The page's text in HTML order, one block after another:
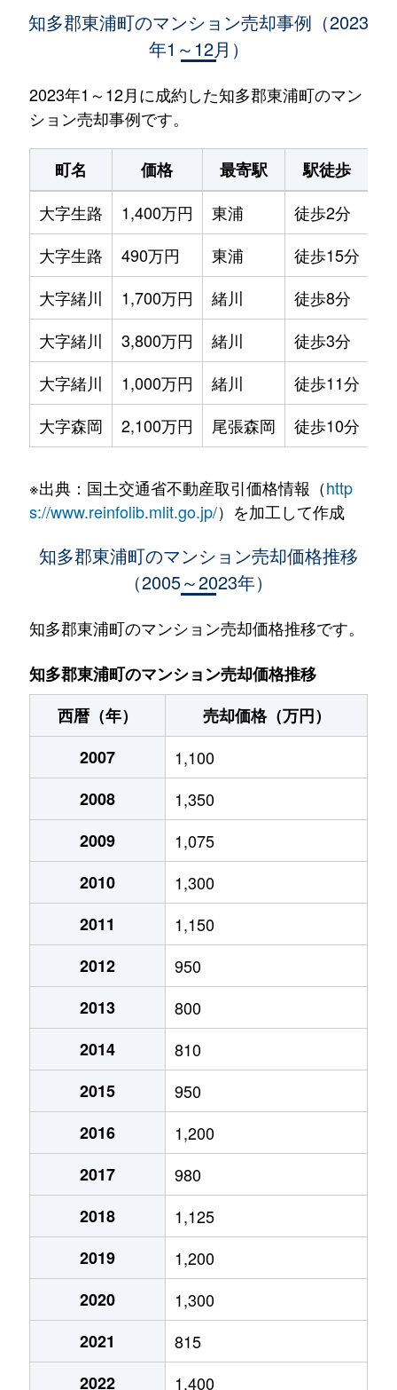
知多郡東浦町のマンション売却事例（2023
年1～12月）
2023年1～12月に成約した知多郡東浦町のマン
ション売却事例です。
町名 価格 最寄駅 駅徒歩
大字生路
1,400万円 東浦 徒歩2分
大字生路
490万円 東浦 徒歩15分
大字緒川
1,700万円 緒川 徒歩8分
大字緒川
3,800万円 緒川 徒歩3分
大字緒川
1,000万円 緒川 徒歩11分
大字森岡
2,100万円 尾張森岡 徒歩10分
※出典：国土交通省不動産取引価格情報（http
s://www.reinfolib.mlit.go.jp/）を加工して作成
知多郡東浦町のマンション売却価格推移
（2005～2023年）
知多郡東浦町のマンション売却価格推移です。
知多郡東浦町のマンション売却価格推移
西暦（年）
売却価格（万円）
2007
1,100
2008
1,350
2009
1,075
2010
1,300
2011
1,150
2012
950
2013
800
2014
810
2015
950
2016
1,200
2017
980
2018
1,125
2019
1,200
2020
1,300
2021
815
2022
1,400